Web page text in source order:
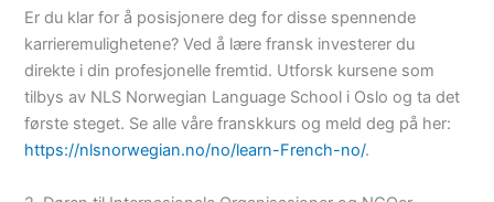
Er du klar for å posisjonere deg for disse spennende
karrieremulighetene? Ved å lære fransk investerer du
direkte i din profesjonelle fremtid. Utforsk kursene som
tilbys av NLS Norwegian Language School i Oslo og ta det
første steget. Se alle våre franskkurs og meld deg på her:
https://nlsnorwegian.no/no/learn-French-no/.